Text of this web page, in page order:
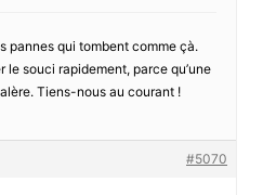
pannes qui tombent comme çà.
le souci rapidement, parce qu’une
Tiens-nous au courant !
#5070